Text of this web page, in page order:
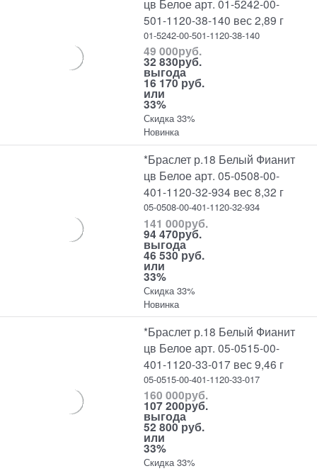
цв Белое арт. 01-5242-00-
501-1120-38-140 вес 2,89 г
01-5242-00-501-1120-38-140
49 000руб.
32 830руб.
выгода
16 170 руб.
или
33%
Скидка 33%
Новинка
*Браслет р.18 Белый Фианит
цв Белое арт. 05-0508-00-
401-1120-32-934 вес 8,32 г
05-0508-00-401-1120-32-934
141 000руб.
94 470руб.
выгода
46 530 руб.
или
33%
Скидка 33%
Новинка
*Браслет р.18 Белый Фианит
цв Белое арт. 05-0515-00-
401-1120-33-017 вес 9,46 г
05-0515-00-401-1120-33-017
160 000руб.
107 200руб.
выгода
52 800 руб.
или
33%
Скидка 33%